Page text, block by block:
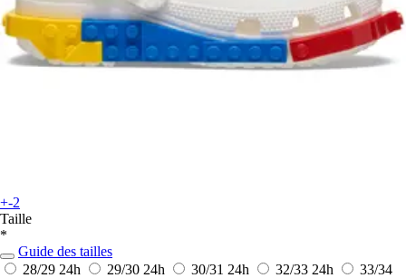
+-2
Taille
*
Guide des tailles
28/29 24h 29/30 24h 30/31 24h 32/33 24h
33/34